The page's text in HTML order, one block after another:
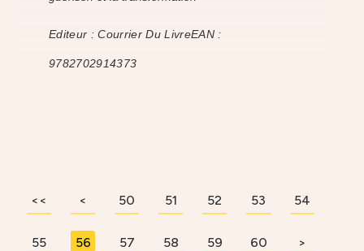
Editeur : Courrier Du LivreEAN :
9782702914373
<< < 10
20
30
40
50 51 52 53 54
55 56 57 58 59 60 70
80
90
>